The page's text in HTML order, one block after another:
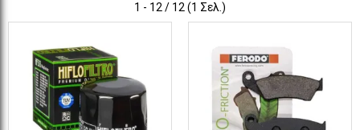
1 - 12 / 12 (1 Σελ.)